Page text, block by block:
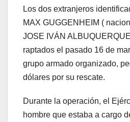
Los dos extranjeros
MAX GUGGENHEIM (
JOSE IVÁN
raptados el pasado 16 de
grupo armado organizado,
dólares por su rescate.
Durante la operación, el
hombre que estaba a cargo